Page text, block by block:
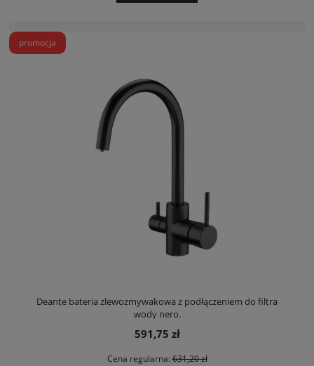
Deante bateria zlewozmywakowa z podłączeniem do filtra
wody nero.
591,75 zł
Cena regularna:631,20 zł
promocja